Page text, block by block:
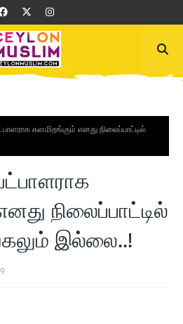
களமிறங்கும் எனது நிலைப்பாட்டில்
நிலைப்பாட்டில்
இல்லை..!